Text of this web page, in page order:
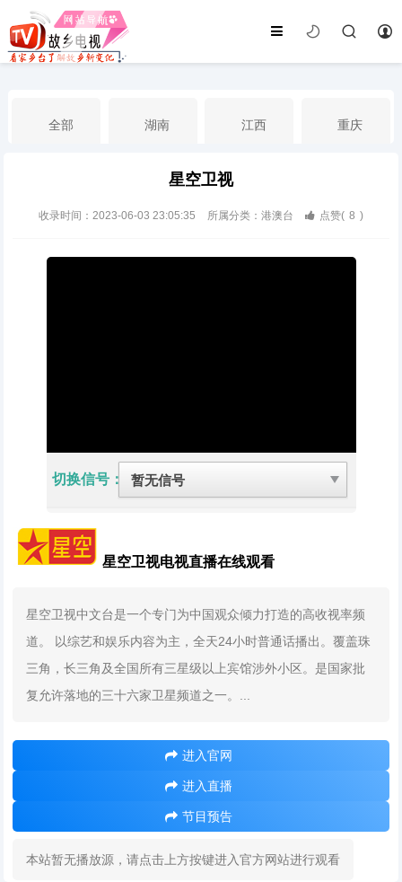
全部 湖南 江西 重庆
河南星空卫视
收录时间：2023-06-03 23:05:35 所属分类：港澳台 点赞( 8 )
切换信号：
星空卫视电视直播在线观看
星空卫视中文台是一个专门为中国观众倾力打造的高收视率频
道。 以综艺和娱乐内容为主，全天24小时普通话播出。覆盖珠
三角，长三角及全国所有三星级以上宾馆涉外小区。是国家批
复允许落地的三十六家卫星频道之一。...
进入官网
进入直播
节目预告
本站暂无播放源，请点击上方按键进入官方网站进行观看